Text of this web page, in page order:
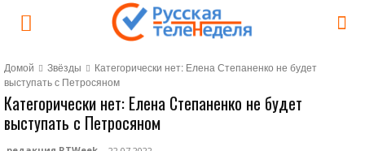
Домой Звёзды
Категорически нет: Елена Степаненко не будет
выступать с Петросяном
Категорически нет: Елена Степаненко не будет
выступать с Петросяном